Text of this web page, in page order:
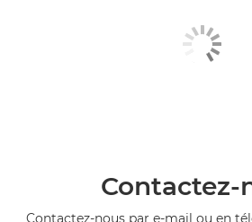
Contactez-
Contactez-nous par e-mail ou en